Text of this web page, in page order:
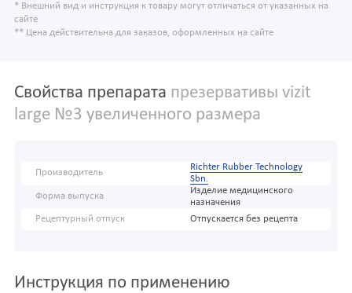
* Внешний вид и инструкция к товару могут отличаться от указанных на
сайте
** Цена действительна для заказов, оформленных на сайте
Свойства препарата презервативы vizit
large №3 увеличенного размера
Производитель
Richter Rubber Technology
Sbn.
Форма выпуска
Изделие медицинского
назначения
Рецептурный отпуск
Отпускается без рецепта
Инструкция по применению